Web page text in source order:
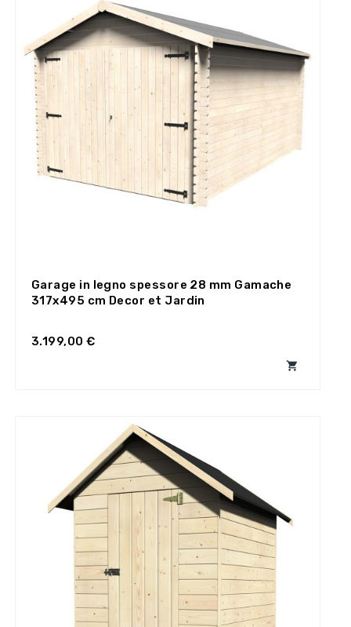
Garage in legno spessore 28 mm Gamache
317x495 cm Decor et Jardin
3.199,00 €
